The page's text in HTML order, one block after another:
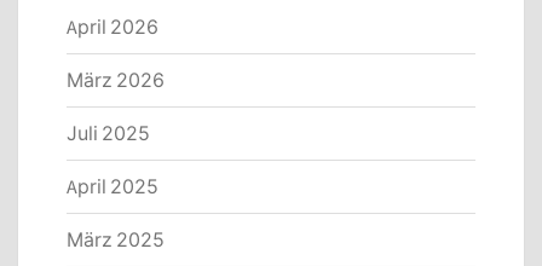
April 2026
März 2026
Juli 2025
April 2025
März 2025